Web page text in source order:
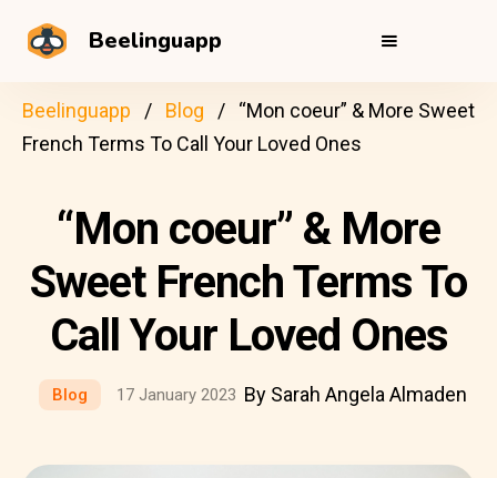
Beelinguapp
Beelinguapp Blog
“Mon coeur” & More Sweet
French Terms To Call Your Loved Ones
“Mon coeur” & More
Sweet French Terms To
Call Your Loved Ones
Blog 17 January 2023 By Sarah Angela Almaden